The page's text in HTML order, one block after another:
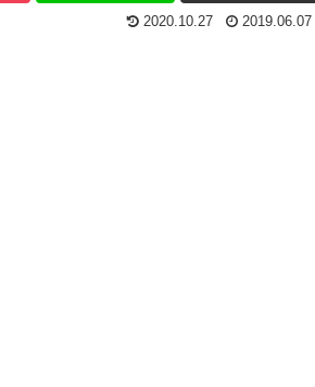
2020.10.27 2019.06.07